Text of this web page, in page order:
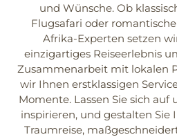
und Wünsche. Ob
Flugsafari oder
Afrika-Experten setzen
einzigartiges Reiseerlebnis
Zusammenarbeit mit lokalen
wir Ihnen erstklassigen
Momente. Lassen Sie sich auf
inspirieren, und gestalten Sie
Traumreise,